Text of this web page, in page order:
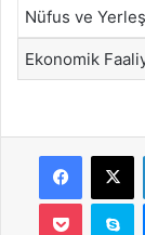
Nüfus ve
Ekonomik
X
Pocket